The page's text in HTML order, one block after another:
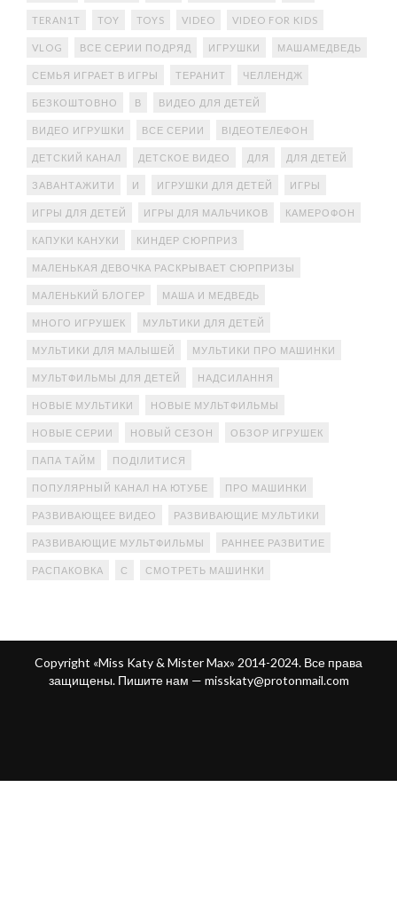
TERAN1T TOY TOYS VIDEO VIDEO FOR KIDS
VLOG ВСЕ СЕРИИ ПОДРЯД ИГРУШКИ МАШАМЕДВЕДЬ
СЕМЬЯ ИГРАЕТ В ИГРЫ ТЕРАНИТ ЧЕЛЛЕНДЖ
БЕЗКОШТОВНО В ВИДЕО ДЛЯ ДЕТЕЙ
ВИДЕО ИГРУШКИ ВСЕ СЕРИИ ВІДЕОТЕЛЕФОН
ДЕТСКИЙ КАНАЛ ДЕТСКОЕ ВИДЕО ДЛЯ ДЛЯ ДЕТЕЙ
ЗАВАНТАЖИТИ И ИГРУШКИ ДЛЯ ДЕТЕЙ ИГРЫ
ИГРЫ ДЛЯ ДЕТЕЙ ИГРЫ ДЛЯ МАЛЬЧИКОВ КАМЕРОФОН
КАПУКИ КАНУКИ КИНДЕР СЮРПРИЗ
МАЛЕНЬКАЯ ДЕВОЧКА РАСКРЫВАЕТ СЮРПРИЗЫ
МАЛЕНЬКИЙ БЛОГЕР МАША И МЕДВЕДЬ
МНОГО ИГРУШЕК МУЛЬТИКИ ДЛЯ ДЕТЕЙ
МУЛЬТИКИ ДЛЯ МАЛЫШЕЙ МУЛЬТИКИ ПРО МАШИНКИ
МУЛЬТФИЛЬМЫ ДЛЯ ДЕТЕЙ НАДСИЛАННЯ
НОВЫЕ МУЛЬТИКИ НОВЫЕ МУЛЬТФИЛЬМЫ
НОВЫЕ СЕРИИ НОВЫЙ СЕЗОН ОБЗОР ИГРУШЕК
ПАПА ТАЙМ ПОДІЛИТИСЯ
ПОПУЛЯРНЫЙ КАНАЛ НА ЮТУБЕ ПРО МАШИНКИ
РАЗВИВАЮЩЕЕ ВИДЕО РАЗВИВАЮЩИЕ МУЛЬТИКИ
РАЗВИВАЮЩИЕ МУЛЬТФИЛЬМЫ РАННЕЕ РАЗВИТИЕ
РАСПАКОВКА С СМОТРЕТЬ МАШИНКИ
Copyright «Miss Katy & Mister Max» 2014-2024. Все права
защищены. Пишите нам — misskaty@protonmail.com